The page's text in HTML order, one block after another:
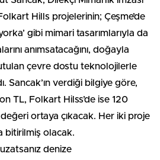
Hills projelerinin; Çeşme’de
gibi mimari tasarımlarıyla da
anımsatacağını, doğayla
çevre dostu teknolojilerle
Sancak’ın verdiği bilgiye göre,
TL, Folkart Hilss’de ise 120
değeri ortaya çıkacak. Her iki proje
bitirilmiş olacak.
denize